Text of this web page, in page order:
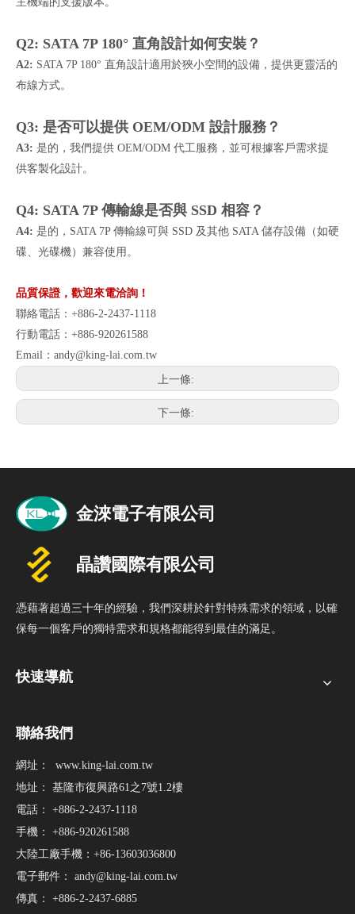
Q2: SATA 7P 180° 直角設計如何安裝？
A2: SATA 7P 180° 直角設計適用於狹小空間的設備，提供更靈活的
布線方式。
Q3: 是否可以提供 OEM/ODM 設計服務？
A3: 是的，我們提供 OEM/ODM 代工服務，並可根據客戶需求提
供客製化設計。
Q4: SATA 7P 傳輸線是否與 SSD 相容？
A4: 是的，SATA 7P 傳輸線可與 SSD 及其他 SATA 儲存設備（如硬
碟、光碟機）兼容使用。
品質保證，歡迎來電洽詢！
聯絡電話：+886-2-2437-1118
行動電話：+886-920261588
Email： andy@king-lai.com.tw
上一條:
下一條:
憑藉著超過三十年的經驗，我們深耕於針對特殊需求的領域，以確
保每一個客戶的獨特需求和規格都能得到最佳的滿足。
快速導航
聯絡我們
網址： www.king-lai.com.tw
地址： 基隆市復興路61之7號1.2樓
電話： +886-2-2437-1118
手機： +886-920261588
大陸工廠手機：+86-13603036800
電子郵件： andy@king-lai.com.tw
傳真： +886-2-2437-6885